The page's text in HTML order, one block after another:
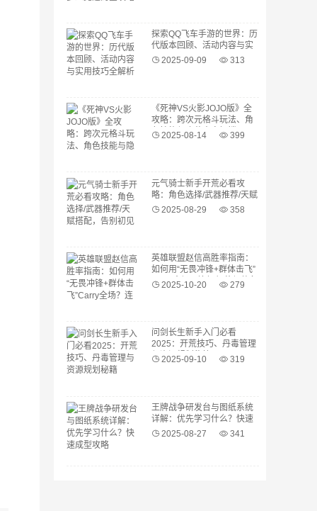
探索QQ飞车手游的世界：历
代版本回顾、活动内容与实
用技巧全解析
2025-09-09 313
《死神VS火影JOJO版》全
攻略：跨次元格斗玩法、角
色技能与隐藏内容解锁
2025-08-14 399
元气骑士新手开荒必看攻
略：角色选择/武器推荐/天赋
搭配，告别初见杀
2025-08-29 358
英雄联盟赵信高胜率指南：
如何用“无畏冲锋+群体击飞”
Carry全场？连招细节与装备
2025-10-20 279
问剑长生新手入门必看
2025：开荒技巧、丹毒管理
与资源规划秘籍
2025-09-10 319
王牌战争研发台与图纸系统
详解：优先学习什么？快速
成型攻略
2025-08-27 341